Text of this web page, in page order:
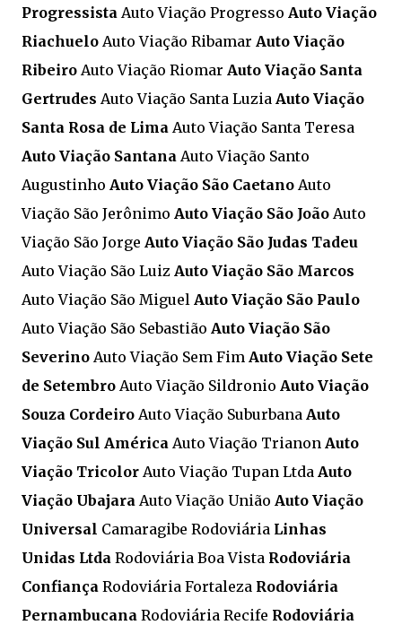
Progressista Auto Viação Progresso Auto Viação
Riachuelo Auto Viação Ribamar Auto Viação
Ribeiro Auto Viação Riomar Auto Viação Santa
Gertrudes Auto Viação Santa Luzia Auto Viação
Santa Rosa de Lima Auto Viação Santa Teresa
Auto Viação Santana Auto Viação Santo
Augustinho Auto Viação São Caetano Auto
Viação São Jerônimo Auto Viação São João Auto
Viação São Jorge Auto Viação São Judas Tadeu
Auto Viação São Luiz Auto Viação São Marcos
Auto Viação São Miguel Auto Viação São Paulo
Auto Viação São Sebastião Auto Viação São
Severino Auto Viação Sem Fim Auto Viação Sete
de Setembro Auto Viação Sildronio Auto Viação
Souza Cordeiro Auto Viação Suburbana Auto
Viação Sul América Auto Viação Trianon Auto
Viação Tricolor Auto Viação Tupan Ltda Auto
Viação Ubajara Auto Viação União Auto Viação
Universal Camaragibe Rodoviária Linhas
Unidas Ltda Rodoviária Boa Vista Rodoviária
Confiança Rodoviária Fortaleza Rodoviária
Pernambucana Rodoviária Recife Rodoviária